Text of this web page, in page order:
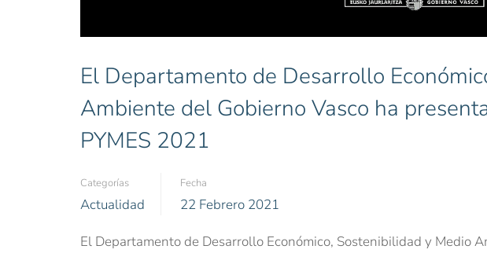
El Departamento de Desarrollo
Ambiente del Gobierno Vasco ha
PYMES 2021
Categorías
Actualidad
Fecha
22 Febrero 2021
El Departamento de Desarrollo Económico, Sostenibilidad y Medio